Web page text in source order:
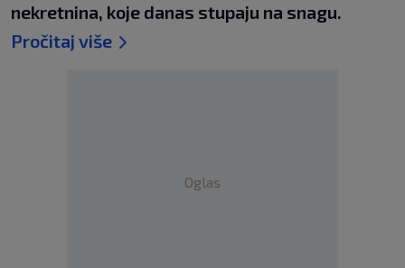
nekretnina, koje danas stupaju na snagu.
Pročitaj više
Oglas